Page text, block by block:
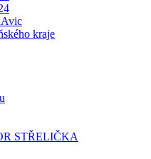
kraje
STŘELIČKA